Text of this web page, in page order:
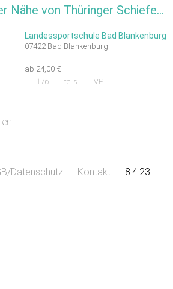
Unterkünfte in der Nähe von Thüringer Schiefergebirge
Landessportschule Bad Blankenburg
07422 Bad Blankenburg
ab 24,00 €
176
teils VP
Datenschutz Kontakt 8.4.23